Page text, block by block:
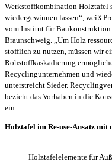
Werkstoffkombination Holztafel
wiedergewinnen lassen“, weiß
vom Institut für Baukonstruktion
Braunschweig. „Um Holz
stofflich zu nutzen, müssen wir
Rohstoffkaskadierung
Recyclingunternehmen und
unterstreicht Sieder.
bezieht das Vorhaben in die
ein.
Holztafel im Re-use-Ansatz mit
Holztafelelemente für